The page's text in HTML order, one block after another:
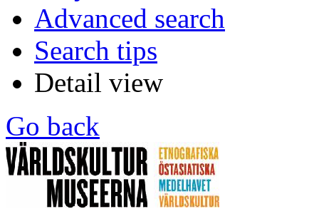
Advanced search
Search tips
Detail view
Go back